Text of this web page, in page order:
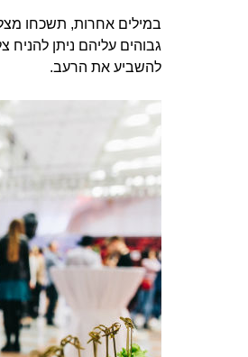
במילים אחרות, תשכחו
גבוהים עליהם ניתן להניח
להשביע את הרעב.